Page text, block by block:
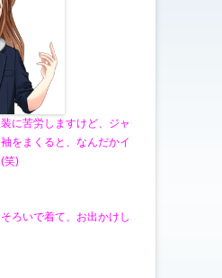
に苦労しますけど、ジャ
をまくると、なんだかイ
笑)
ろいで着て、お出かけし